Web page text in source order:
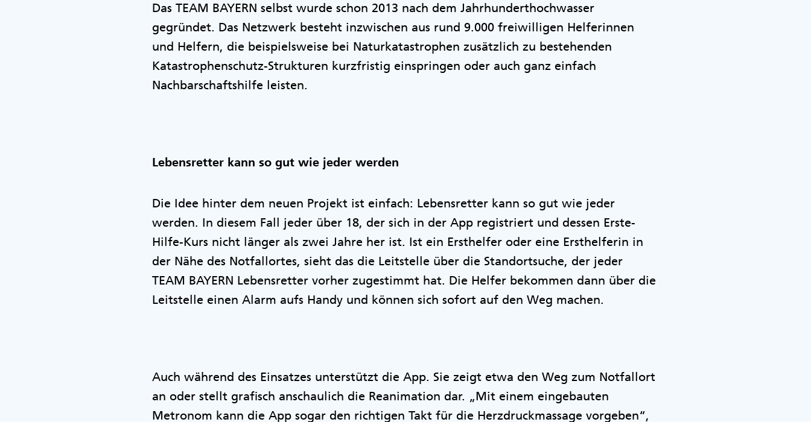
Das TEAM BAYERN selbst wurde schon 2013 nach dem Jahrhunderthochwasser
gegründet. Das Netzwerk besteht inzwischen aus rund 9.000 freiwilligen Helferinnen
und Helfern, die beispielsweise bei Naturkatastrophen zusätzlich zu bestehenden
Katastrophenschutz-Strukturen kurzfristig einspringen oder auch ganz einfach
Nachbarschaftshilfe leisten.
Lebensretter kann so gut wie jeder werden
Die Idee hinter dem neuen Projekt ist einfach: Lebensretter kann so gut wie jeder
werden. In diesem Fall jeder über 18, der sich in der App registriert und dessen Erste-
Hilfe-Kurs nicht länger als zwei Jahre her ist. Ist ein Ersthelfer oder eine Ersthelferin in
der Nähe des Notfallortes, sieht das die Leitstelle über die Standortsuche, der jeder
TEAM BAYERN Lebensretter vorher zugestimmt hat. Die Helfer bekommen dann über die
Leitstelle einen Alarm aufs Handy und können sich sofort auf den Weg machen.
Auch während des Einsatzes unterstützt die App. Sie zeigt etwa den Weg zum Notfallort
an oder stellt grafisch anschaulich die Reanimation dar. „Mit einem eingebauten
Metronom kann die App sogar den richtigen Takt für die Herzdruckmassage vorgeben“,